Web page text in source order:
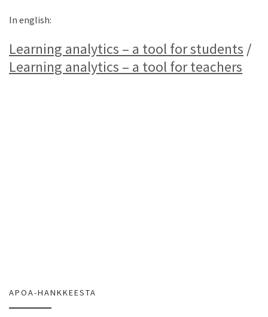
In english:
Learning analytics – a tool for students /
Learning analytics – a tool for teachers
APOA-HANKKEESTA